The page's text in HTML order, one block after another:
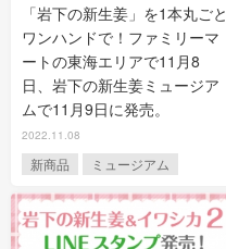
「岩下の新生姜」を1本丸ごと
ワンハンドで！ファミリーマ
ートの東海エリアで11月8
日、岩下の新生姜ミュージア
ムで11月9日に発売。
2022.11.08
新商品 ミュージアム